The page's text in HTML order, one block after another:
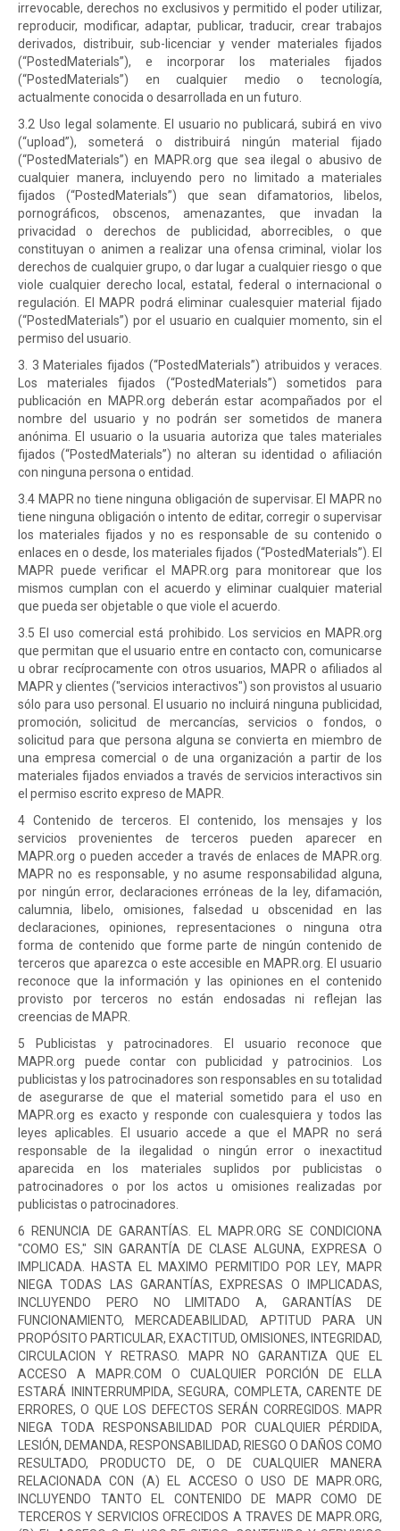
irrevocable, derechos no exclusivos y permitido el poder utilizar,
reproducir, modificar, adaptar, publicar, traducir, crear trabajos
derivados, distribuir, sub-licenciar y vender materiales fijados
(“PostedMaterials”), e incorporar los materiales fijados
(“PostedMaterials”) en cualquier medio o tecnología,
actualmente conocida o desarrollada en un futuro.
3.2 Uso legal solamente. El usuario no publicará, subirá en vivo
(“upload”), someterá o distribuirá ningún material fijado
(“PostedMaterials”) en MAPR.org que sea ilegal o abusivo de
cualquier manera, incluyendo pero no limitado a materiales
fijados (“PostedMaterials”) que sean difamatorios, libelos,
pornográficos, obscenos, amenazantes, que invadan la
privacidad o derechos de publicidad, aborrecibles, o que
constituyan o animen a realizar una ofensa criminal, violar los
derechos de cualquier grupo, o dar lugar a cualquier riesgo o que
viole cualquier derecho local, estatal, federal o internacional o
regulación. El MAPR podrá eliminar cualesquier material fijado
(“PostedMaterials”) por el usuario en cualquier momento, sin el
permiso del usuario.
3. 3 Materiales fijados (“PostedMaterials”) atribuidos y veraces.
Los materiales fijados (“PostedMaterials”) sometidos para
publicación en MAPR.org deberán estar acompañados por el
nombre del usuario y no podrán ser sometidos de manera
anónima. El usuario o la usuaria autoriza que tales materiales
fijados (“PostedMaterials”) no alteran su identidad o afiliación
con ninguna persona o entidad.
3.4 MAPR no tiene ninguna obligación de supervisar. El MAPR no
tiene ninguna obligación o intento de editar, corregir o supervisar
los materiales fijados y no es responsable de su contenido o
enlaces en o desde, los materiales fijados (“PostedMaterials”). El
MAPR puede verificar el MAPR.org para monitorear que los
mismos cumplan con el acuerdo y eliminar cualquier material
que pueda ser objetable o que viole el acuerdo.
3.5 El uso comercial está prohibido. Los servicios en MAPR.org
que permitan que el usuario entre en contacto con, comunicarse
u obrar recíprocamente con otros usuarios, MAPR o afiliados al
MAPR y clientes ("servicios interactivos") son provistos al usuario
sólo para uso personal. El usuario no incluirá ninguna publicidad,
promoción, solicitud de mercancías, servicios o fondos, o
solicitud para que persona alguna se convierta en miembro de
una empresa comercial o de una organización a partir de los
materiales fijados enviados a través de servicios interactivos sin
el permiso escrito expreso de MAPR.
4 Contenido de terceros. El contenido, los mensajes y los
servicios provenientes de terceros pueden aparecer en
MAPR.org o pueden acceder a través de enlaces de MAPR.org.
MAPR no es responsable, y no asume responsabilidad alguna,
por ningún error, declaraciones erróneas de la ley, difamación,
calumnia, libelo, omisiones, falsedad u obscenidad en las
declaraciones, opiniones, representaciones o ninguna otra
forma de contenido que forme parte de ningún contenido de
terceros que aparezca o este accesible en MAPR.org. El usuario
reconoce que la información y las opiniones en el contenido
provisto por terceros no están endosadas ni reflejan las
creencias de MAPR.
5 Publicistas y patrocinadores. El usuario reconoce que
MAPR.org puede contar con publicidad y patrocinios. Los
publicistas y los patrocinadores son responsables en su totalidad
de asegurarse de que el material sometido para el uso en
MAPR.org es exacto y responde con cualesquiera y todos las
leyes aplicables. El usuario accede a que el MAPR no será
responsable de la ilegalidad o ningún error o inexactitud
aparecida en los materiales suplidos por publicistas o
patrocinadores o por los actos u omisiones realizadas por
publicistas o patrocinadores.
6 RENUNCIA DE GARANTÍAS. EL MAPR.ORG SE CONDICIONA
"COMO ES," SIN GARANTÍA DE CLASE ALGUNA, EXPRESA O
IMPLICADA. HASTA EL MAXIMO PERMITIDO POR LEY, MAPR
NIEGA TODAS LAS GARANTÍAS, EXPRESAS O IMPLICADAS,
INCLUYENDO PERO NO LIMITADO A, GARANTÍAS DE
FUNCIONAMIENTO, MERCADEABILIDAD, APTITUD PARA UN
PROPÓSITO PARTICULAR, EXACTITUD, OMISIONES, INTEGRIDAD,
CIRCULACION Y RETRASO. MAPR NO GARANTIZA QUE EL
ACCESO A MAPR.COM O CUALQUIER PORCIÓN DE ELLA
ESTARÁ ININTERRUMPIDA, SEGURA, COMPLETA, CARENTE DE
ERRORES, O QUE LOS DEFECTOS SERÁN CORREGIDOS. MAPR
NIEGA TODA RESPONSABILIDAD POR CUALQUIER PÉRDIDA,
LESIÓN, DEMANDA, RESPONSABILIDAD, RIESGO O DAÑOS COMO
RESULTADO, PRODUCTO DE, O DE CUALQUIER MANERA
RELACIONADA CON (A) EL ACCESO O USO DE MAPR.ORG,
INCLUYENDO TANTO EL CONTENIDO DE MAPR COMO DE
TERCEROS Y SERVICIOS OFRECIDOS A TRAVES DE MAPR.ORG,